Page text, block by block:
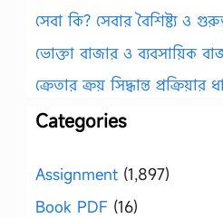
সেবা কি? সেবার বৈশিষ্ট্য ও
ভোক্তা বাজার ও ব্যবসায়িক
ক্রেতার ক্রয় সিদ্ধান্ত
Categories
Assignment (1,897)
Book PDF (16)